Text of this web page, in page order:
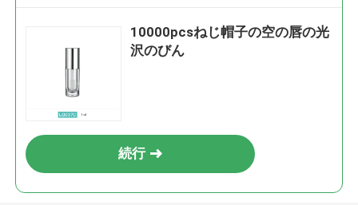
10000pcsねじ帽子の空の唇の光
沢のびん
続行